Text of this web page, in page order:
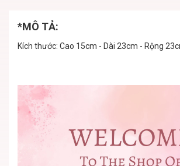
*MÔ TẢ:
Kích thước: Cao 15cm - Dài 23cm - Rộng